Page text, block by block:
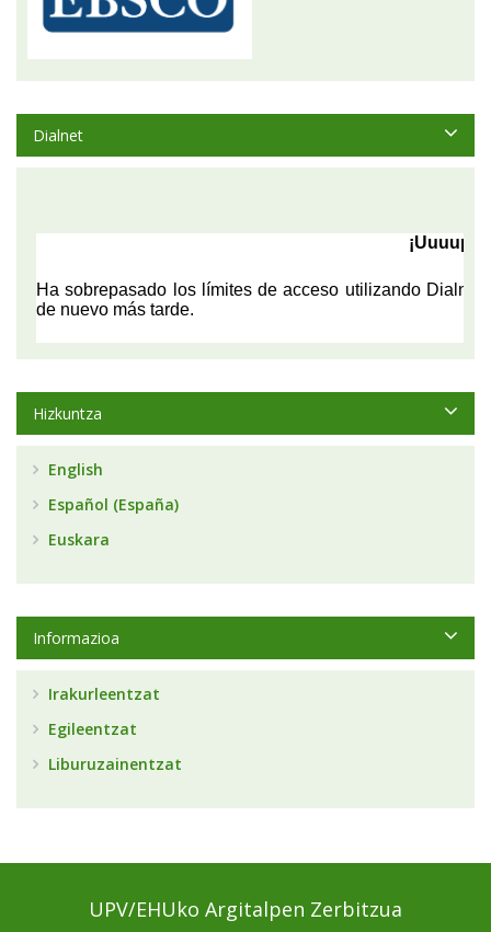
Dialnet
Hizkuntza
English
Español (España)
Euskara
Informazioa
Irakurleentzat
Egileentzat
Liburuzainentzat
UPV/EHUko Argitalpen Zerbitzua